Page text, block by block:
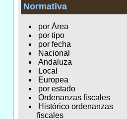
Normativa
por Área
por tipo
por fecha
Nacional
Andaluza
Local
Europea
por estado
Ordenanzas fiscales
Histórico ordenanzas
fiscales